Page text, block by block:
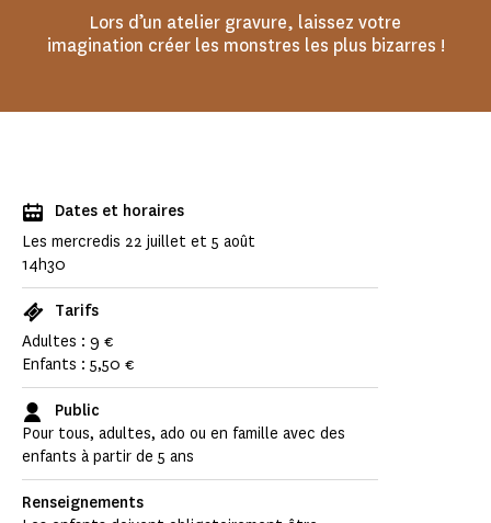
Lors d’un atelier gravure, laissez votre
imagination créer les monstres les plus bizarres !
Dates et horaires
Les mercredis 22 juillet et 5 août
14h30
Tarifs
Adultes : 9 €
Enfants : 5,50 €
Public
Pour tous, adultes, ado ou en famille avec des
enfants à partir de 5 ans
Renseignements